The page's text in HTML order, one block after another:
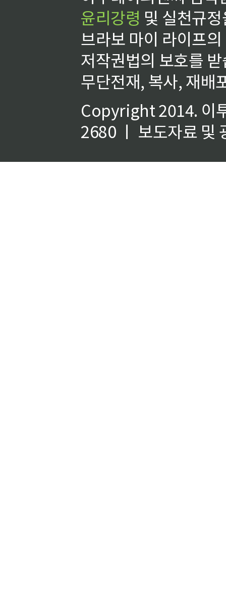
윤리강령 및 실천규
브라보 마이 라이프
저작권법의 보호를
무단전재, 복사, 재배
Copyright 2014. 이
2680 ㅣ 보도자료